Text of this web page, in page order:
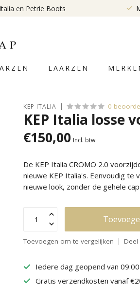
en Petrie Boots
LAARZEN
KEP ITALIA 0
KEP Italia losse
€150,00 Incl. btw
De KEP Italia CROMO 2.0
nieuwe KEP Italia's. Eenvoudig te
nieuwe look, zonder de gehele
Toevoegen om te vergelijken
Iedere dag geopend van
Gratis verzendkosten vanaf